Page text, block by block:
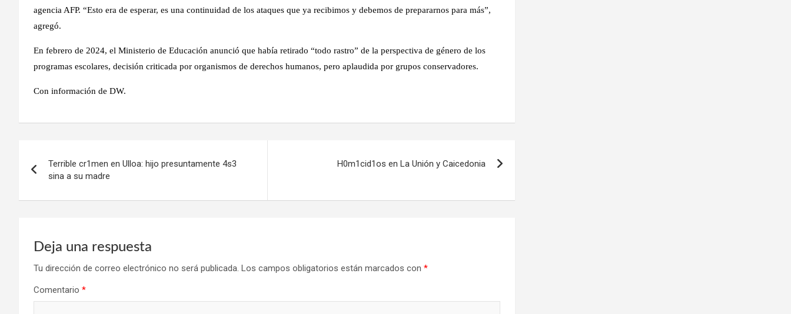
agencia AFP. “Esto era de esperar, es una continuidad de los ataques que ya recibimos y debemos de prepararnos para más”,
agregó.
En febrero de 2024, el Ministerio de Educación anunció que había retirado “todo rastro” de la perspectiva de género de los
programas escolares, decisión criticada por organismos de derechos humanos, pero aplaudida por grupos conservadores.
Con información de DW.
de
entradas
Terrible cr1men en Ulloa: hijo presuntamente 4s3
sina a su madre
H0m1cid1os en La Unión y Caicedonia
Deja una respuesta
Tu dirección de correo electrónico no será publicada. Los campos obligatorios están marcados con *
Comentario *